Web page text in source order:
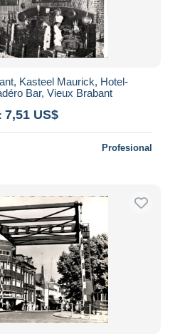
Kasteel Maurick, Hotel-
Bar, Vieux Brabant
7,51 US$
Profesional